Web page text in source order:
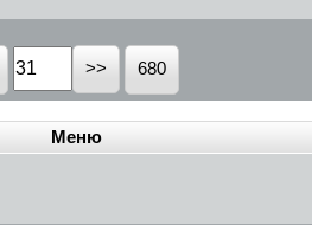
680
Меню